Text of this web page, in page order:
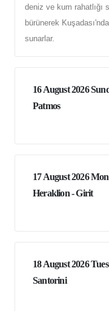
deniz ve kum rahatlığı
bürünerek
sunarlar.
16 August 2026
Patmos
17 August 2026
Heraklion - Girit
18 August 2026
Santorini